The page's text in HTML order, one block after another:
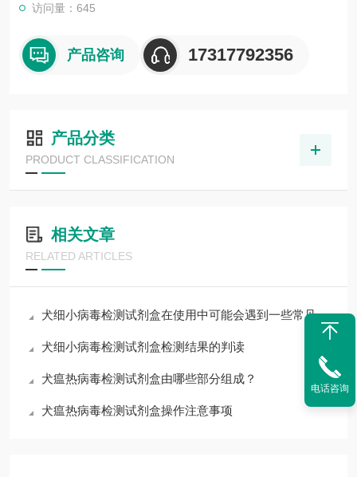
访问量：645
产品咨询 17317792356
产品分类
PRODUCT CLASSIFICATION
相关文章
RELATED ARTICLES
犬细小病毒检测试剂盒在使用中可能会遇到一些常见问题
犬细小病毒检测试剂盒检测结果的判读
犬瘟热病毒检测试剂盒由哪些部分组成？
犬瘟热病毒检测试剂盒操作注意事项
电话咨询